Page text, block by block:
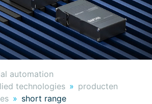
automation
technologies
producten
short range